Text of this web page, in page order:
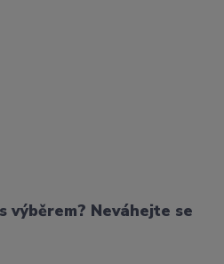
Neváhejte se